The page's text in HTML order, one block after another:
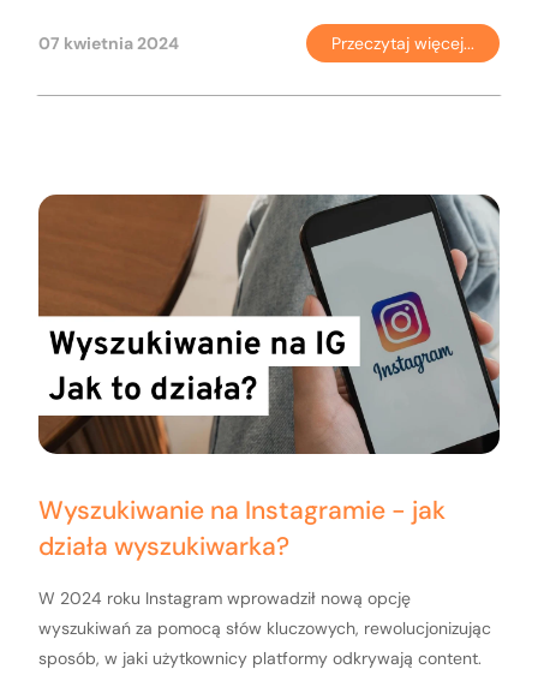
07 kwietnia 2024 Przeczytaj więcej...
Wyszukiwanie na Instagramie - jak
działa wyszukiwarka?
W 2024 roku Instagram wprowadził nową opcję
wyszukiwań za pomocą słów kluczowych, rewolucjonizując
sposób, w jaki użytkownicy platformy odkrywają content.